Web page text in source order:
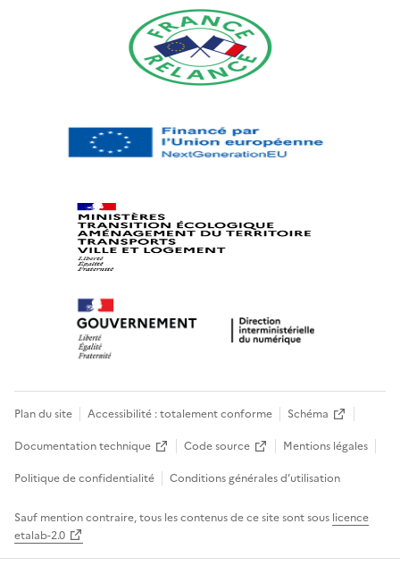
Plan du site Accessibilité : totalement conforme
Schéma
Documentation technique
Code source
Mentions légales
Politique de confidentialité
Conditions générales d’utilisation
Sauf mention contraire, tous les contenus de ce site sont sous licence
etalab-2.0